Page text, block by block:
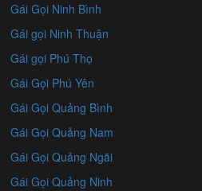
Gái Gọi Ninh Bình
Gái gọi Ninh Thuận
Gái gọi Phú Thọ
Gái Gọi Phú Yên
Gái Gọi Quảng Bình
Gái Gọi Quảng Nam
Gái Gọi Quảng Ngãi
Gái Gọi Quảng Ninh